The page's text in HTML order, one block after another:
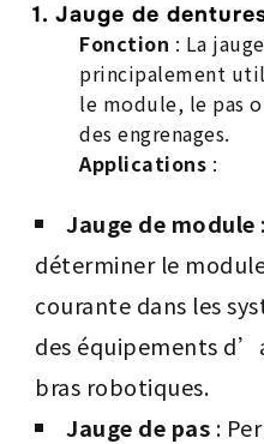
1. Jauge de
Fonction : La
principalement
le module, le pas
des engrenages.
Applications :
Jauge de module
déterminer le
courante dans les
des équipements
bras robotiques.
Jauge de pas :